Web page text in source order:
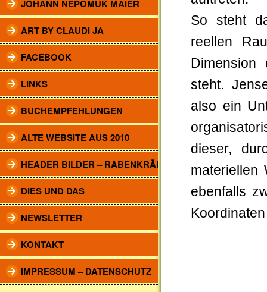
JOHANN NEPOMUK MAIER
ART BY CLAUDI JA
FACEBOOK
LINKS
BUCHEMPFEHLUNGEN
ALTE WEBSITE AUS 2010
HEADER BILDER – RABENKRÄHEN
DIES UND DAS
NEWSLETTER
KONTAKT
IMPRESSUM – DATENSCHUTZ
So steht
reellen
Dimension
steht.
also ein
dieser,
materiellen
ebenfalls